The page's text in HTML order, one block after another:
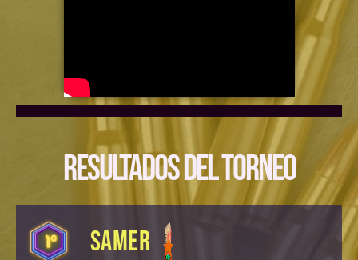
Resultados del torneo
SAMER